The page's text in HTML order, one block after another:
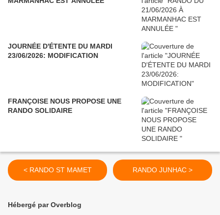
JOURNÉE D'ÉTENTE DU MARDI
23/06/2026: MODIFICATION
FRANÇOISE NOUS PROPOSE UNE
RANDO SOLIDAIRE
< RANDO ST MAMET RANDO JUNHAC >
Hébergé par Overblog